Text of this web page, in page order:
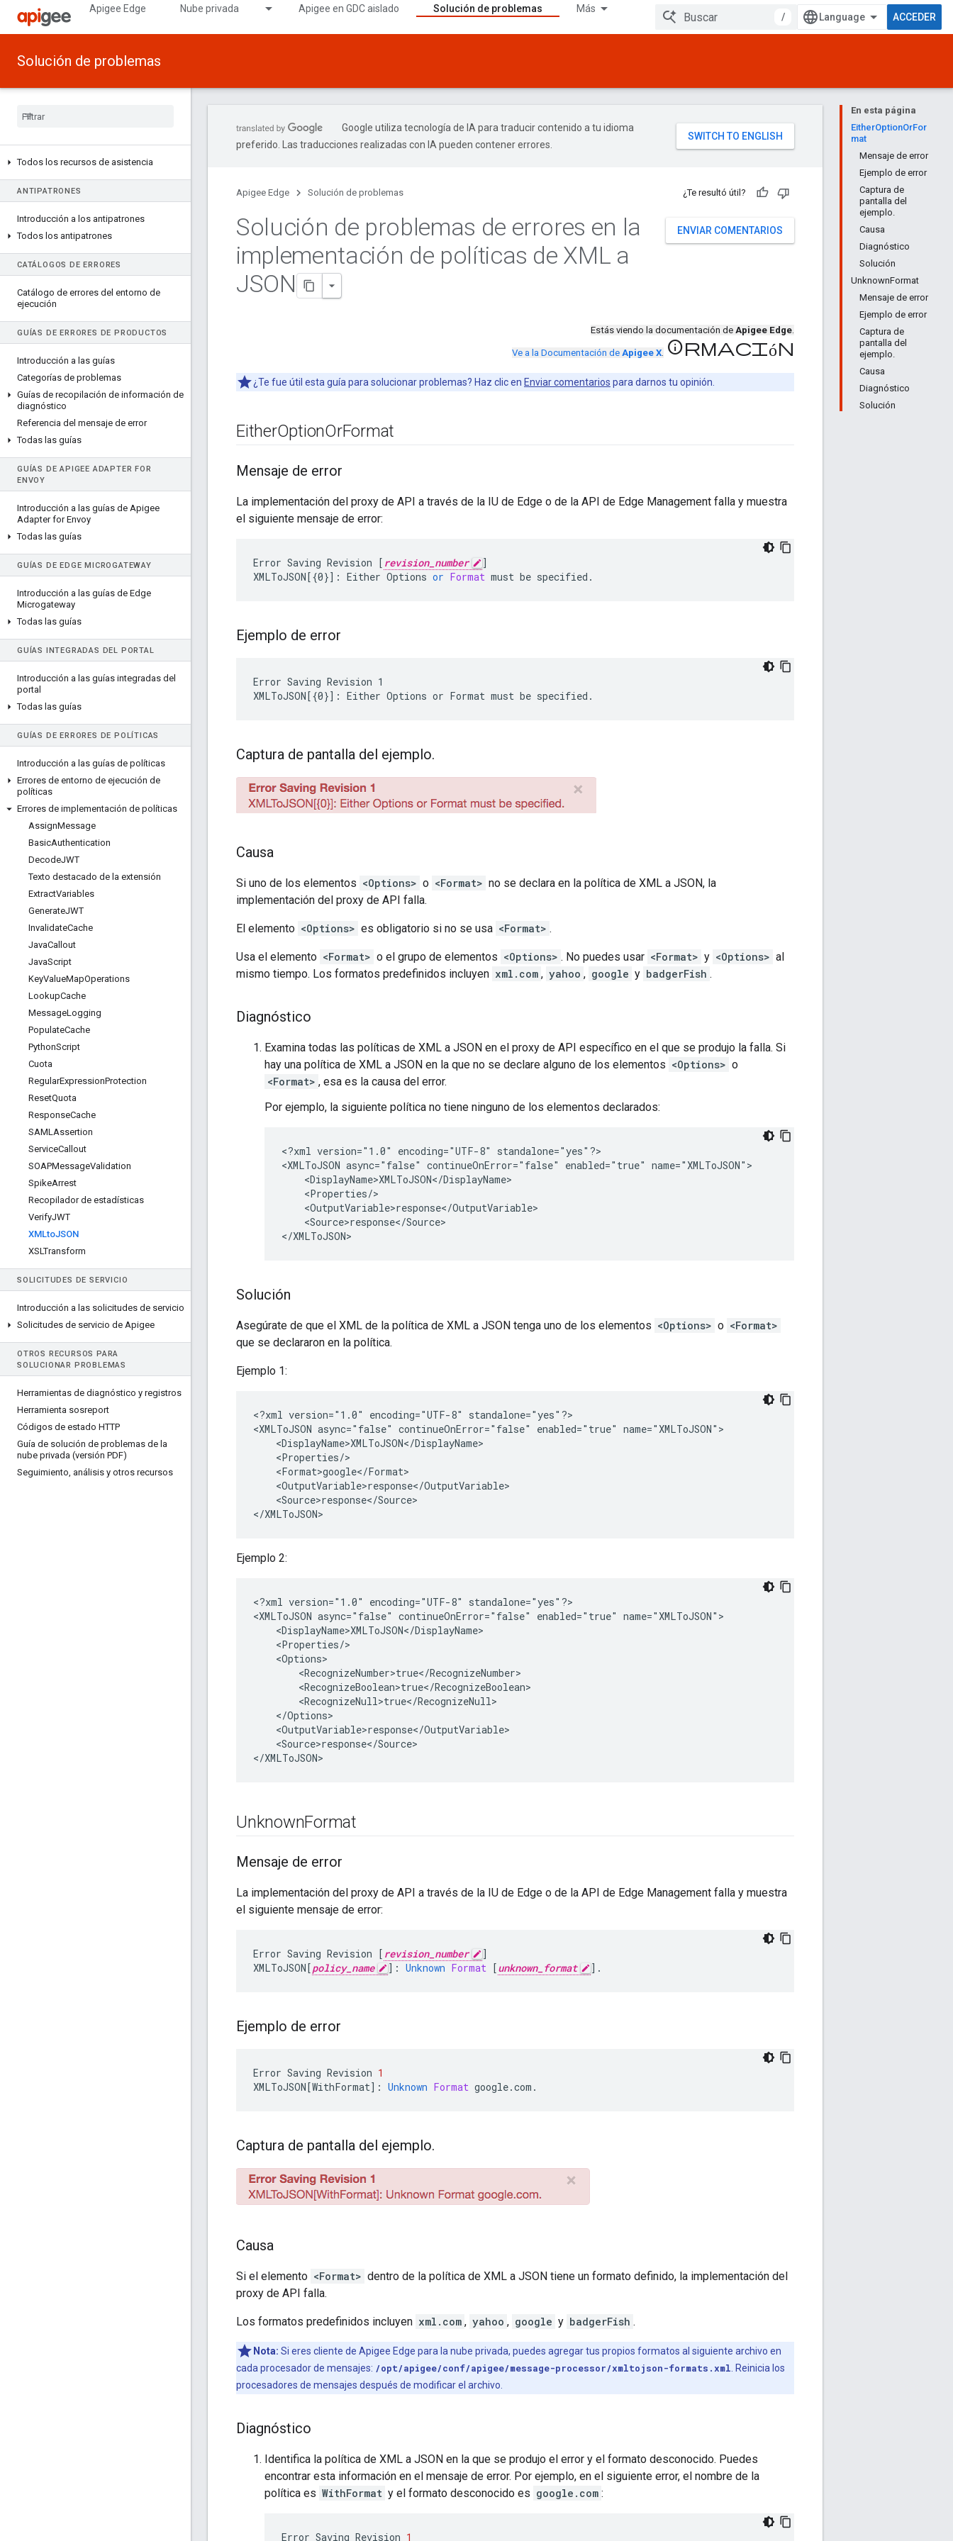
Apigee Edge Nube privada Apigee en GDC aislado Solución de problemas Más
/ ACCEDER
Solución de problemas
Todos los recursos de asistencia
ANTIPATRONES
Introducción a los antipatrones
Todos los antipatrones
CATÁLOGOS DE ERRORES
Catálogo de errores del entorno de
ejecución
GUÍAS DE ERRORES DE PRODUCTOS
Introducción a las guías
Categorías de problemas
Guías de recopilación de información de
diagnóstico
Referencia del mensaje de error
Todas las guías
GUÍAS DE APIGEE ADAPTER FOR
ENVOY
Introducción a las guías de Apigee
Adapter for Envoy
Todas las guías
GUÍAS DE EDGE MICROGATEWAY
Introducción a las guías de Edge
Microgateway
Todas las guías
GUÍAS INTEGRADAS DEL PORTAL
Introducción a las guías integradas del
portal
Todas las guías
GUÍAS DE ERRORES DE POLÍTICAS
Introducción a las guías de políticas
Errores de entorno de ejecución de
políticas
Errores de implementación de políticas
AssignMessage
BasicAuthentication
DecodeJWT
Texto destacado de la extensión
ExtractVariables
GenerateJWT
InvalidateCache
JavaCallout
JavaScript
KeyValueMapOperations
LookupCache
MessageLogging
PopulateCache
PythonScript
Cuota
RegularExpressionProtection
ResetQuota
ResponseCache
SAMLAssertion
ServiceCallout
SOAPMessageValidation
SpikeArrest
Recopilador de estadísticas
VerifyJWT
XMLtoJSON
XSLTransform
SOLICITUDES DE SERVICIO
Introducción a las solicitudes de servicio
Solicitudes de servicio de Apigee
OTROS RECURSOS PARA
SOLUCIONAR PROBLEMAS
Herramientas de diagnóstico y registros
Herramienta sosreport
Códigos de estado HTTP
Guía de solución de problemas de la
nube privada (versión PDF)
Seguimiento, análisis y otros recursos
En esta página
EitherOptionOrFor
mat
Mensaje de error
Ejemplo de error
Captura de
pantalla del
ejemplo.
Causa
Diagnóstico
Solución
UnknownFormat
Mensaje de error
Ejemplo de error
Captura de
pantalla del
ejemplo.
Causa
Diagnóstico
Solución
Google utiliza tecnología de IA para traducir contenido a tu idioma
preferido. Las traducciones realizadas con IA pueden contener errores.
Apigee Edge Solución de problemas ¿Te resultó útil?
ENVIAR COMENTARIOS
Solución de problemas de errores en la
implementación de políticas de XML a
JSON
Estás viendo la documentación de Apigee Edge.
Ve a la Documentación de Apigee X. información
¿Te fue útil esta guía para solucionar problemas? Haz clic en Enviar comentarios para darnos tu opinión.
EitherOptionOrFormat
Mensaje de error
La implementación del proxy de API a través de la IU de Edge o de la API de Edge Management falla y muestra
el siguiente mensaje de error:
Error Saving Revision [ revision_number
]
XMLToJSON[{0}] : Either Options or Format must be specified .
Ejemplo de error
Error Saving Revision 1
Captura de pantalla del ejemplo.
Causa
Si uno de los elementos <Options> o <Format> no se declara en la política de XML a JSON, la
implementación del proxy de API falla.
El elemento <Options> es obligatorio si no se usa <Format> .
Usa el elemento <Format> o el grupo de elementos <Options> . No puedes usar <Format> y <Options> al
mismo tiempo. Los formatos predefinidos incluyen xml.com , yahoo , google y badgerFish .
Diagnóstico
Examina todas las políticas de XML a JSON en el proxy de API específico en el que se produjo la falla. Si
hay una política de XML a JSON en la que no se declare alguno de los elementos <Options> o
<Format> , esa es la causa del error.
Por ejemplo, la siguiente política no tiene ninguno de los elementos declarados:
<?xml version="1.0" encoding="UTF-8" standalone="yes"?>
<XMLToJSON async="false" continueOnError="false" enabled="true" name="XMLToJSON">
    <DisplayName>XMLToJSON</DisplayName>
    <Properties/>
    <OutputVariable>response</OutputVariable>
    <Source>response</Source>
Solución
Asegúrate de que el XML de la política de XML a JSON tenga uno de los elementos <Options> o <Format>
que se declararon en la política.
Ejemplo 1:
<?xml version="1.0" encoding="UTF-8" standalone="yes"?>
<XMLToJSON async="false" continueOnError="false" enabled="true" name="XMLToJSON">
    <DisplayName>XMLToJSON</DisplayName>
    <Properties/>
    <Format>google</Format>
    <OutputVariable>response</OutputVariable>
    <Source>response</Source>
Ejemplo 2:
<?xml version="1.0" encoding="UTF-8" standalone="yes"?>
<XMLToJSON async="false" continueOnError="false" enabled="true" name="XMLToJSON">
    <DisplayName>XMLToJSON</DisplayName>
    <Properties/>
    <Options>
        <RecognizeNumber>true</RecognizeNumber>
        <RecognizeBoolean>true</RecognizeBoolean>
        <RecognizeNull>true</RecognizeNull>
    </Options>
    <OutputVariable>response</OutputVariable>
    <Source>response</Source>
UnknownFormat
Mensaje de error
La implementación del proxy de API a través de la IU de Edge o de la API de Edge Management falla y muestra
el siguiente mensaje de error:
Error Saving Revision [ revision_number
]
XMLToJSON[policy_name ] : Unknown Format [unknown_format ] .
Ejemplo de error
Error Saving Revision 1
XMLToJSON[WithFormat] : Unknown Format google.com .
Captura de pantalla del ejemplo.
Causa
Si el elemento <Format> dentro de la política de XML a JSON tiene un formato definido, la implementación del
proxy de API falla.
Los formatos predefinidos incluyen xml.com , yahoo , google y badgerFish .
Nota: Si eres cliente de Apigee Edge para la nube privada, puedes agregar tus propios formatos al siguiente archivo en
cada procesador de mensajes: /opt/apigee/conf/apigee/message-processor/xmltojson-formats.xml . Reinicia los
procesadores de mensajes después de modificar el archivo.
Diagnóstico
Identifica la política de XML a JSON en la que se produjo el error y el formato desconocido. Puedes
encontrar esta información en el mensaje de error. Por ejemplo, en el siguiente error, el nombre de la
política es WithFormat y el formato desconocido es google.com :
Error Saving Revision 1